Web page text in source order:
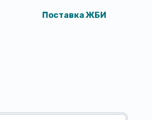
Поставка ЖБИ